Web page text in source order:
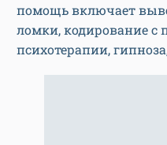
помощь включает
ломки, кодирование
психотерапии,